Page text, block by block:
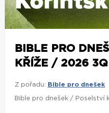
BIBLE PRO
KŘÍŽE / 2026
Z pořadu: Bible pro dnešek
Bible pro dnešek / Poselství